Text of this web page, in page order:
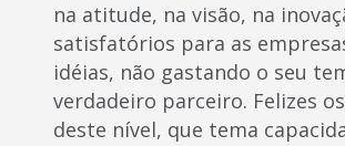
na atitude, na visão, na
satisfatórios para as
idéias, não gastando o seu
verdadeiro parceiro. Felizes
deste nível, que tema